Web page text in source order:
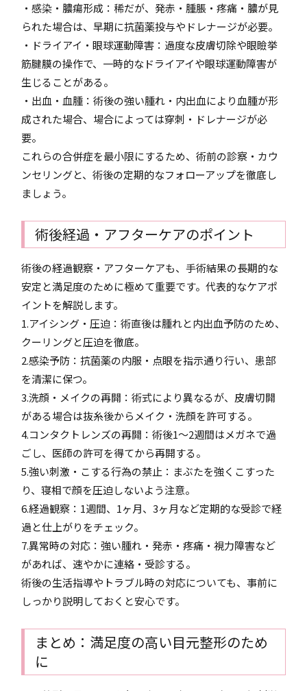
・感染・膿瘍形成：稀だが、発赤・腫脹・疼痛・膿が見
られた場合は、早期に抗菌薬投与やドレナージが必要。
・ドライアイ・眼球運動障害：過度な皮膚切除や眼瞼挙
筋腱膜の操作で、一時的なドライアイや眼球運動障害が
生じることがある。
・出血・血腫：術後の強い腫れ・内出血により血腫が形
成された場合、場合によっては穿刺・ドレナージが必
要。
これらの合併症を最小限にするため、術前の診察・カウ
ンセリングと、術後の定期的なフォローアップを徹底し
ましょう。
術後経過・アフターケアのポイント
術後の経過観察・アフターケアも、手術結果の長期的な
安定と満足度のために極めて重要です。代表的なケアポ
イントを解説します。
1.アイシング・圧迫：術直後は腫れと内出血予防のため、
クーリングと圧迫を徹底。
2.感染予防：抗菌薬の内服・点眼を指示通り行い、患部
を清潔に保つ。
3.洗顔・メイクの再開：術式により異なるが、皮膚切開
がある場合は抜糸後からメイク・洗顔を許可する。
4.コンタクトレンズの再開：術後1〜2週間はメガネで過
ごし、医師の許可を得てから再開する。
5.強い刺激・こする行為の禁止：まぶたを強くこすった
り、寝相で顔を圧迫しないよう注意。
6.経過観察：1週間、1ヶ月、3ヶ月など定期的な受診で経
過と仕上がりをチェック。
7.異常時の対応：強い腫れ・発赤・疼痛・視力障害など
があれば、速やかに連絡・受診する。
術後の生活指導やトラブル時の対応についても、事前に
しっかり説明しておくと安心です。
まとめ：満足度の高い目元整形のため
に